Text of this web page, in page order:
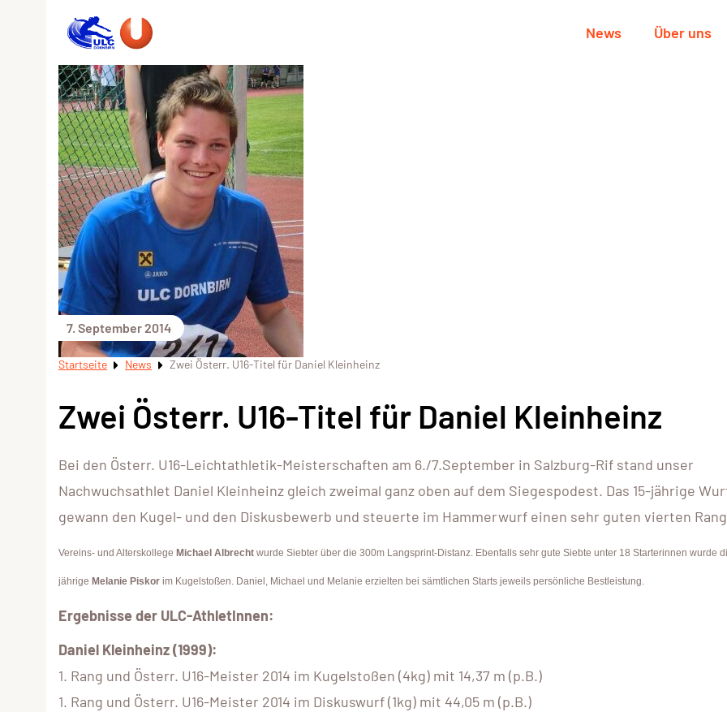
News Über uns
7. September 2014
Startseite News Zwei Österr. U16-Titel für Daniel Kleinheinz
Zwei Österr. U16-Titel für Daniel Kleinheinz
Bei den Österr. U16-Leichtathletik-Meisterschaften am 6./7.September in Salzburg-Rif stand unser
Nachwuchsathlet Daniel Kleinheinz gleich zweimal ganz oben auf dem Siegespodest. Das 15-jährige
gewann den Kugel- und den Diskusbewerb und steuerte im Hammerwurf einen sehr guten vierten
Vereins- und Alterskollege Michael Albrecht wurde Siebter über die 300m Langsprint-Distanz. Ebenfalls sehr gute Siebte unter 18 Starterinnen wurde
jährige Melanie Piskor im Kugelstoßen. Daniel, Michael und Melanie erzielten bei sämtlichen Starts jeweils persönliche Bestleistung.
Ergebnisse der ULC-AthletInnen:
Daniel Kleinheinz (1999):
1. Rang und Österr. U16-Meister 2014 im Kugelstoßen (4kg) mit 14,37 m (p.B.)
1. Rang und Österr. U16-Meister 2014 im Diskuswurf (1kg) mit 44,05 m (p.B.)